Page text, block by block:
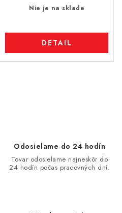
Nie je na sklade
DETAIL
c
Odosielame do 24 hodín
Tovar odosielame najneskôr do
24 hodín počas pracovných dní.